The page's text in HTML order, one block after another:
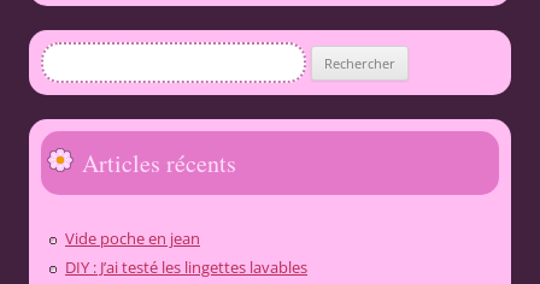
Rechercher :
Articles récents
Vide poche en jean
DIY : J’ai testé les lingettes lavables